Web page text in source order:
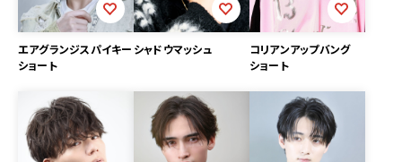
エアグランジスパイキー
ショート
シャドウマッシュ
コリアンアップバング
ショート